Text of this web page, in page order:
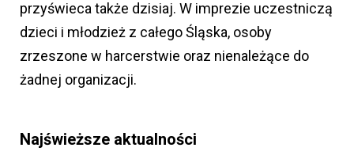
przyświeca także dzisiaj. W imprezie uczestniczą
dzieci i młodzież z całego Śląska, osoby
zrzeszone w harcerstwie oraz nienależące do
żadnej organizacji.
Najświeższe aktualności